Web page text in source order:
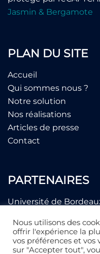
Jasmin & Bergamote
PLAN DU SITE
Accueil
Qui sommes nous ?
Notre solution
Nos réalisations
Articles de presse
Contact
PARTENAIRES
Université de
NANOG
Nous utilisons des
offrir l'expérience la
vos préférences et vos
sur "Accepter tout",